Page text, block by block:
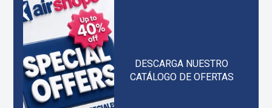
DESCARGA NUESTRO
CATÁLOGO DE OFERTAS